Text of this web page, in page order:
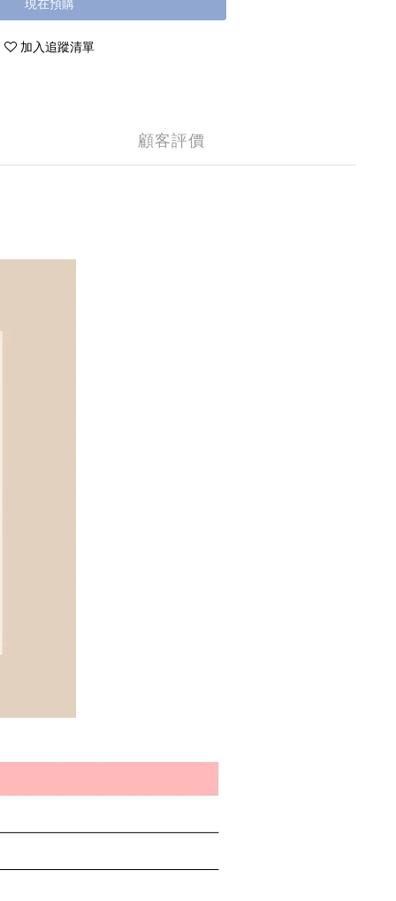
現在預購
加入追蹤清單
顧客評價